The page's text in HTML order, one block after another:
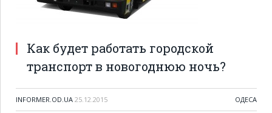
Как будет работать городской
транспорт в новогоднюю ночь?
INFORMER.OD.UA 25.12.2015 ОДЕСА